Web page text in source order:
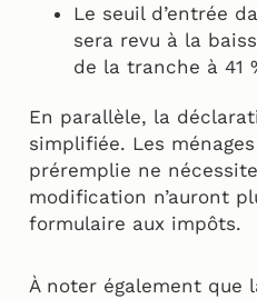
Le seuil d’entrée
sera revu à la
de la tranche à 41
En parallèle, la
simplifiée. Les
préremplie ne
modification n’auront
formulaire aux impôts.
À noter également que